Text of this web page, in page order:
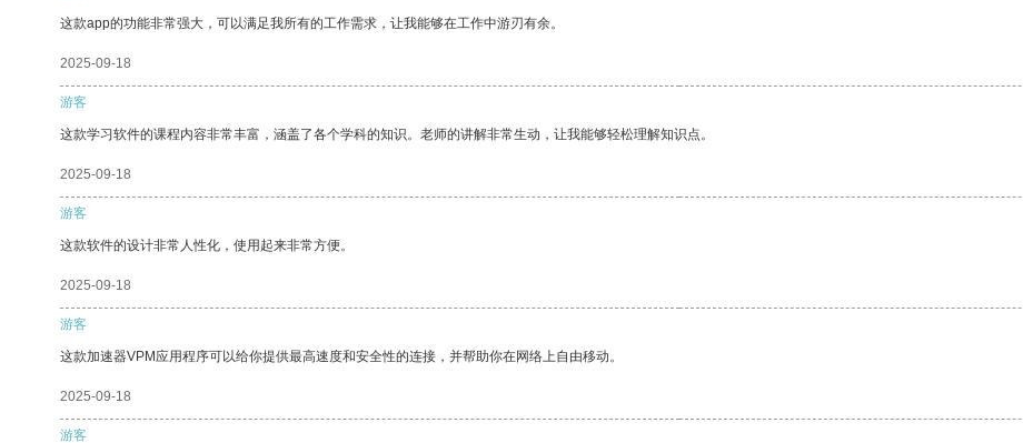
这款app的功能非常强大，可以满足我所有的工作需求，让我能够在工作中游刃有余。
2025-09-18
游客
这款学习软件的课程内容非常丰富，涵盖了各个学科的知识。老师的讲解非常生动，让我能够轻松理解知识点。
2025-09-18
游客
这款软件的设计非常人性化，使用起来非常方便。
2025-09-18
游客
这款加速器VPM应用程序可以给你提供最高速度和安全性的连接，并帮助你在网络上自由移动。
2025-09-18
游客